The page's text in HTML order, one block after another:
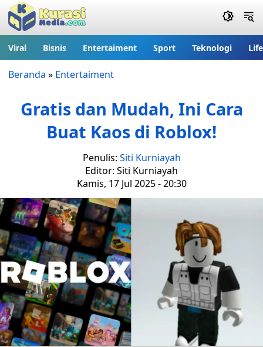
Viral Bisnis Entertaiment Sport Teknologi
Beranda » Entertaiment
Gratis dan Mudah, Ini Cara
Buat Kaos di Roblox!
Penulis: Siti Kurniayah
Editor: Siti Kurniayah
Kamis, 17 Jul 2025 - 20:30